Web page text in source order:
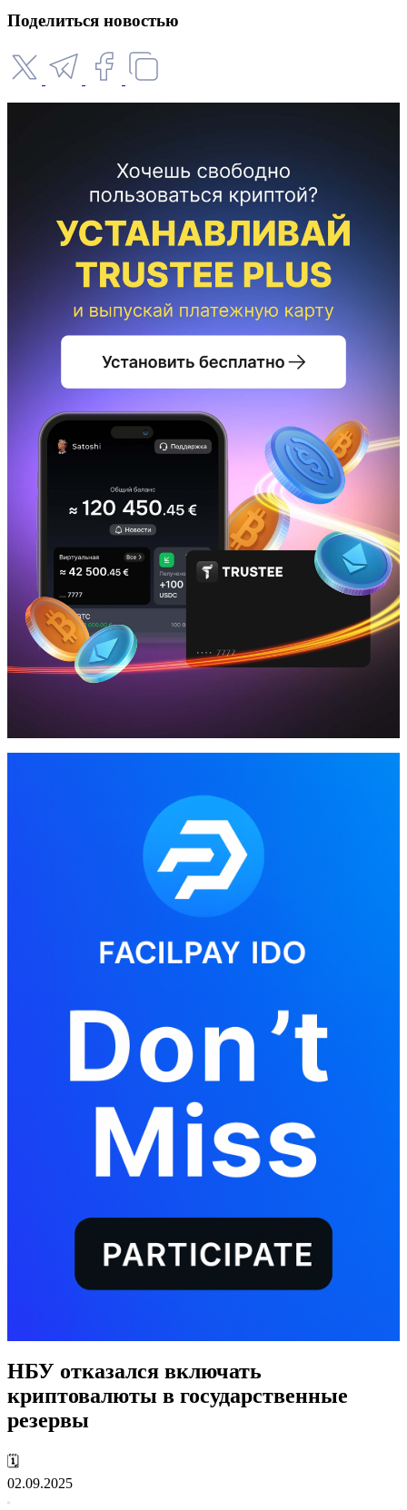
Поделиться новостью
НБУ отказался включать
криптовалюты в государственные
резервы
🗓️
02.09.2025